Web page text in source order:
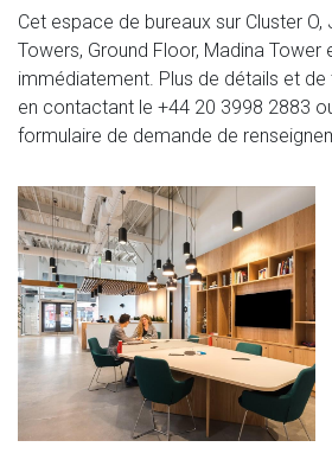
Cet espace de bureaux sur Cluster O,
Towers, Ground Floor, Madina Tower
immédiatement. Plus de détails et
en contactant le +44 20 3998 2883
formulaire de demande de